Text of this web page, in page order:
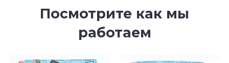
Посмотрите как мы
работаем